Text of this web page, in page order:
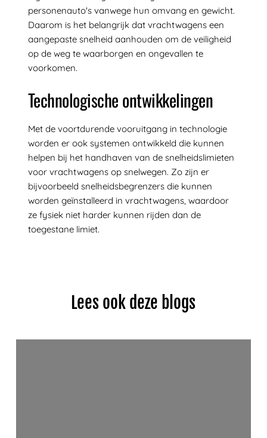
personenauto's vanwege hun omvang en gewicht.
Daarom is het belangrijk dat vrachtwagens een
aangepaste snelheid aanhouden om de veiligheid
op de weg te waarborgen en ongevallen te
voorkomen.
Technologische ontwikkelingen
Met de voortdurende vooruitgang in technologie
worden er ook systemen ontwikkeld die kunnen
helpen bij het handhaven van de snelheidslimieten
voor vrachtwagens op snelwegen. Zo zijn er
bijvoorbeeld snelheidsbegrenzers die kunnen
worden geïnstalleerd in vrachtwagens, waardoor
ze fysiek niet harder kunnen rijden dan de
toegestane limiet.
Lees ook deze blogs